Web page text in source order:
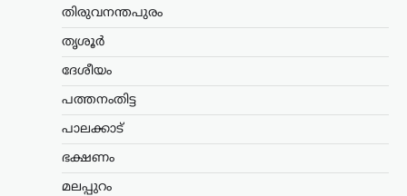
തിരുവനന്തപുരം
തൃശൂർ
ദേശീയം
പത്തനംതിട്ട
പാലക്കാട്
ഭക്ഷണം
മലപ്പുറം
നിൽക്കുമെന്ന് ഉറപ്പ്
നൽകാനും സമയം
കണ്ടെത്തുന്നു: ഉദ്ധവ്
രൂക്ഷ വിമർശനവുമായി ശിവസേന
രാജ്യത്ത് പ്രതിഷേധിക്കുന്ന യുവാക്കളുടെ